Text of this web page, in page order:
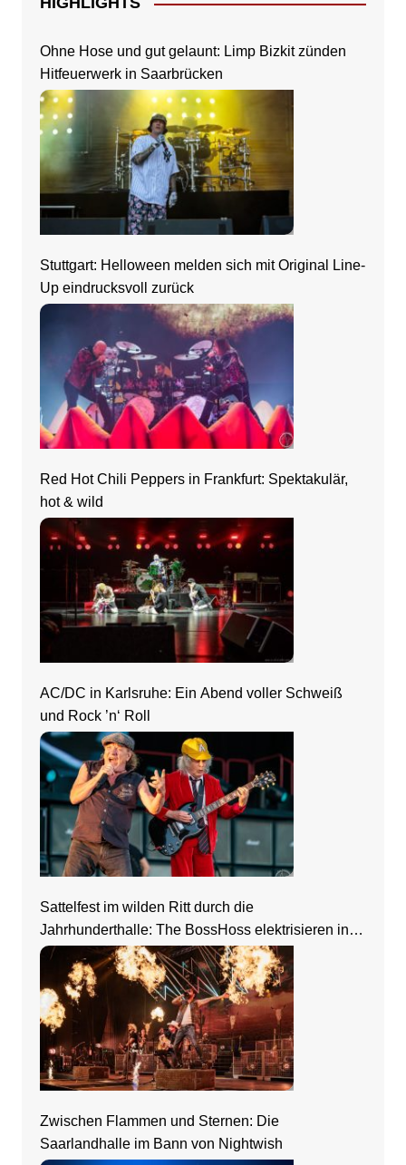
Ohne Hose und gut gelaunt: Limp Bizkit zünden
Hitfeuerwerk in Saarbrücken
Stuttgart: Helloween melden sich mit Original Line-
Up eindrucksvoll zurück
Red Hot Chili Peppers in Frankfurt: Spektakulär,
hot & wild
AC/DC in Karlsruhe: Ein Abend voller Schweiß
und Rock ’n‘ Roll
Sattelfest im wilden Ritt durch die
Jahrhunderthalle: The BossHoss elektrisieren in
Frankfurt
Zwischen Flammen und Sternen: Die
Saarlandhalle im Bann von Nightwish